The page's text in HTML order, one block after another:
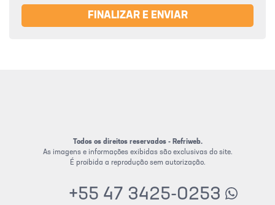
FINALIZAR E ENVIAR
Todos os direitos reservados - Refriweb.
As imagens e informações exibidas são exclusivas do site.
É proibida a reprodução sem autorização.
+55 47 3425-0253